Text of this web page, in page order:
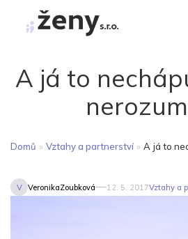
A já to
Domů » Vztahy a partnerství » A já to
V VeronikaZoubková 12. 5. 2017Vztahy a